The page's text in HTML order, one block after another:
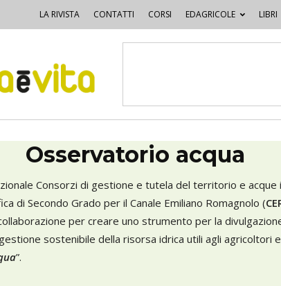
LA RIVISTA CONTATTI CORSI EDAGRICOLE LIBRI
Osservatorio acqua
Consorzi di gestione e tutela del territorio e acque
di Secondo Grado per il Canale Emiliano Romagnolo (
per creare uno strumento per la
sostenibile della risorsa idrica utili agli agricoltori
”.